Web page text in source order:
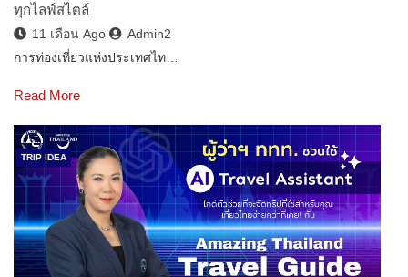
ทุกไลฟ์สไตล์
11 เดือน Ago
Admin2
การท่องเที่ยวแห่งประเทศไท…
Read More
TRIP IDEA